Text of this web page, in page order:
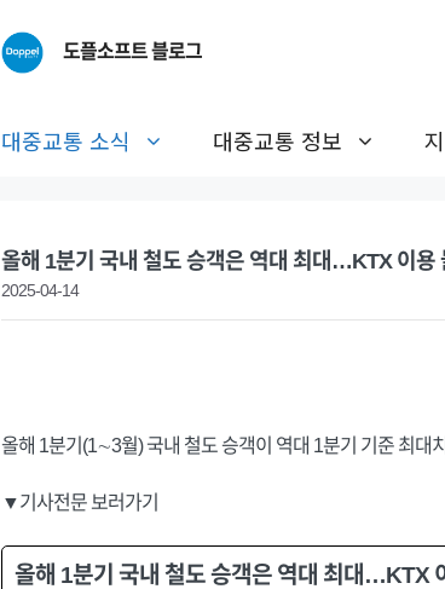
도플소프트 블로그
대중교통 소식 대중교통 정보
올해 1분기 국내 철도 승객은 역대 최대…KTX 이용
2025-04-14
올해 1분기(1∼3월) 국내 철도 승객이 역대 1분기 기준 최대
▼기사전문 보러가기
올해 1분기 국내 철도 승객은 역대 최대…KTX